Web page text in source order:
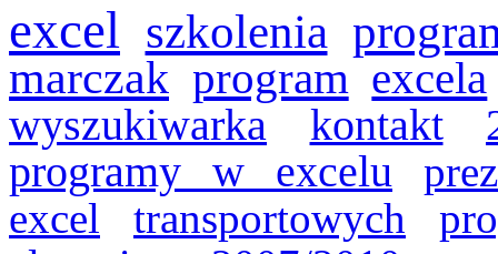
excel szkolenia
marczak program excela
wyszukiwarka kontakt
programy w excelu
excel
transportowych